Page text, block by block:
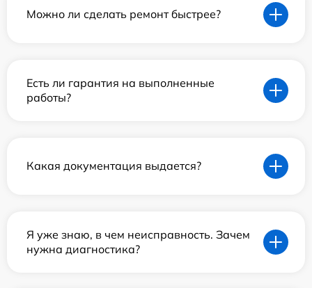
Можно ли сделать ремонт быстрее?
Есть ли гарантия на выполненные
работы?
Какая документация выдается?
Я уже знаю, в чем неисправность. Зачем
нужна диагностика?